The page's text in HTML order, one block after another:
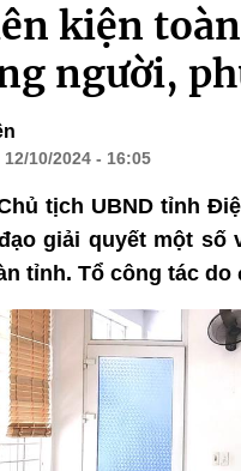
kiện
người,
10/2024 - 16:05
tịch UBND tỉnh
giải quyết một
tỉnh. Tổ công tác